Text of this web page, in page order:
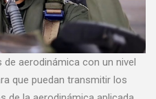
aerodinámica con un nivel
que puedan transmitir los